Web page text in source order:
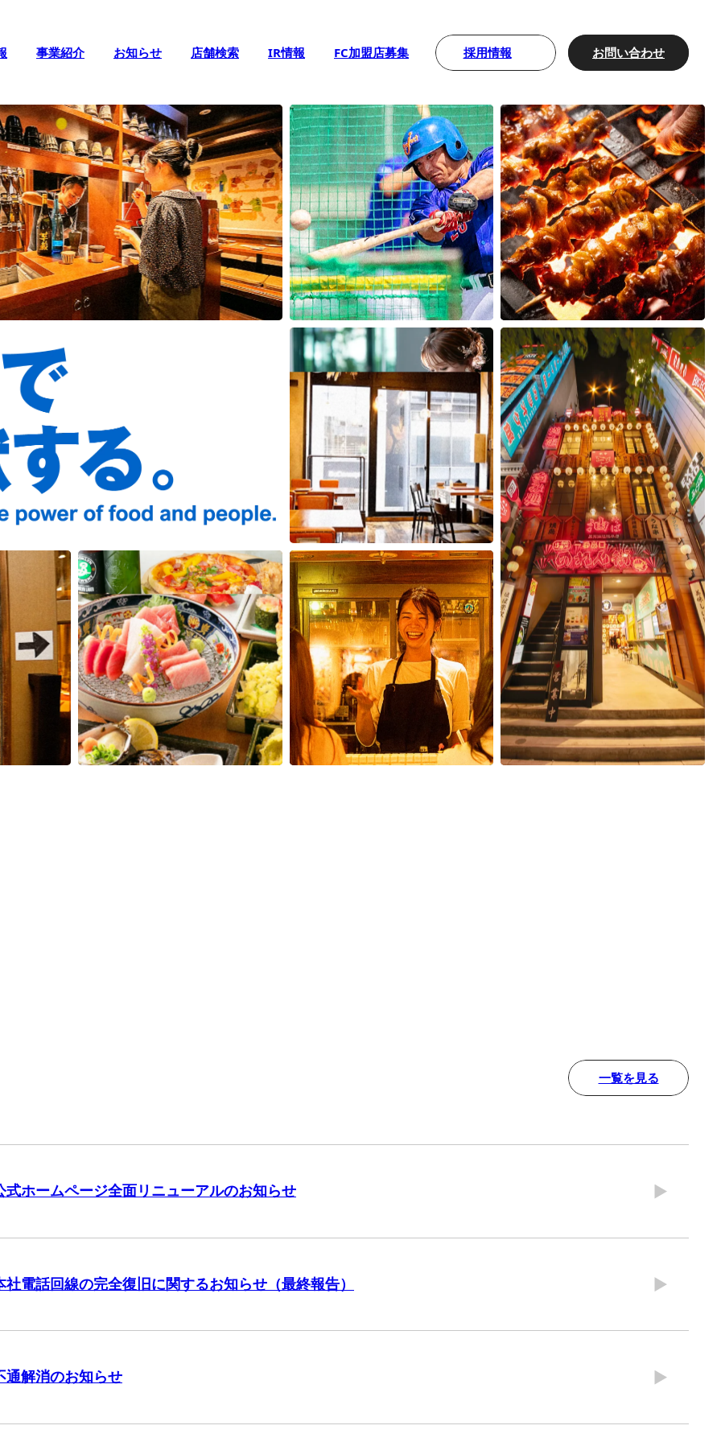
事業紹介 お知らせ 店舗検索 IR情報 FC加盟店募集 採用情報 お問い合わせ
一覧を見る
式ホームページ全面リニューアルのお知らせ
電話回線の完全復旧に関するお知らせ（最終報告）
通解消のお知らせ